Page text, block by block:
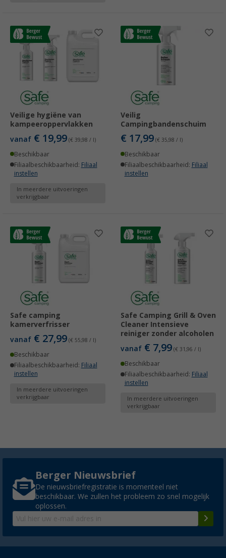
Veilige hygiëne van
kampeeroppervlakken
vanaf € 19,99 (€ 39,98 / l)
Beschikbaar
Filiaalbeschikbaarheid: Filiaal
instellen
In meerdere uitvoeringen
verkrijgbaar
Veilig
Campingbandenschuim
€ 17,99 (€ 35,98 / l)
Beschikbaar
Filiaalbeschikbaarheid: Filiaal
instellen
Safe camping
kamerverfrisser
vanaf € 27,99 (€ 55,98 / l)
Beschikbaar
Filiaalbeschikbaarheid: Filiaal
instellen
In meerdere uitvoeringen
verkrijgbaar
Safe Camping Grill & Oven
Cleaner Intensieve
reiniger zonder alcoholen
vanaf € 7,99 (€ 31,96 / l)
Beschikbaar
Filiaalbeschikbaarheid: Filiaal
instellen
In meerdere uitvoeringen
verkrijgbaar
Berger Nieuwsbrief
De nieuwsbriefregistratie is momenteel niet
beschikbaar. We zullen het probleem zo snel mogelijk
oplossen.